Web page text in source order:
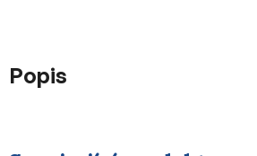
Popis